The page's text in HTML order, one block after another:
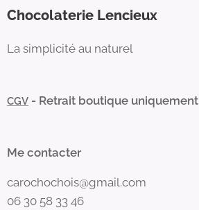
Chocolaterie Lencieux
La simplicité au naturel
CGV - Retrait boutique uniquement
Me contacter
carochochois@gmail.com
06 30 58 33 46